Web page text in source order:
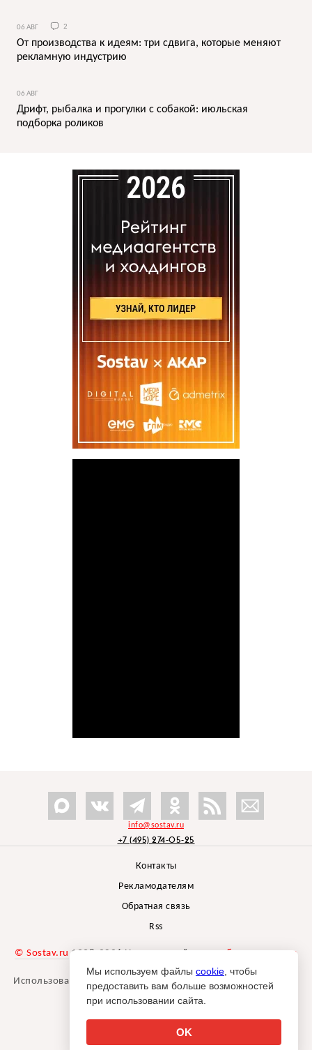
06 АВГ 2
От производства к идеям: три сдвига, которые меняют
рекламную индустрию
06 АВГ
Дрифт, рыбалка и прогулки с собакой: июльская
подборка роликов
info@sostav.ru
+7 (495) 274-05-25
Контакты
Рекламодателям
Обратная связь
Rss
© Sostav.ru 1998-2026 Независимый проектбрендингового
агентства Depot
Использование материалов Sostav.ru допустимо только при
указании источника.
18+
Мы используем файлы cookie , чтобы
предоставить вам больше возможностей
при использовании сайта.
OK